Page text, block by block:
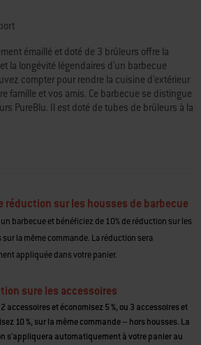
émaillé et doté de 3 brûleurs offre la
la longévité légendaires d'un barbecue
compter pour rendre la cuisine d'extérieur
famille et vos amis. Ce barbecue se distingue
PureBlu. Il est doté de tubes de brûleurs à la
uniforme sur toute la surface de
une chaleur uniforme sur toute la grille
fonte émaillée
graissesavec bac à graisse amovible
CRAFTEDdémultiplient les techniques
réduction sur les housses de barbecue
barbecue et bénéficiez de 10% de réduction sur les
sur la même commande. La réduction sera
appliquée dans votre panier.
sure les accessoires
accessoires et économisez 5 %, ou 3 accessoires et
10 %, sur la même commande – hors housses. La
s'appliquera automatiquement à votre panier au